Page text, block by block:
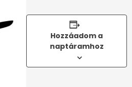
Hozzáadom a
naptáramhoz